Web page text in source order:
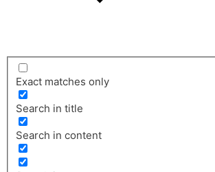
Exact matches only
Search in title
Search in content